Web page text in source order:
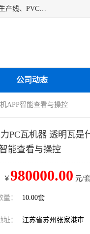
江苏艾斯曼机械有限公司专业生产各种合成树脂瓦设备、PVC树脂瓦生产线、PVC仿大理石板生产线，PVC碳晶板生产线、PVC护墙板生产线，PVC格栅板生产线、PVC扣板生产线、塑料建筑模板生产线。操作方便，性能稳定，价格合理，质量保障。
公司动态
APP智能查看与操控
PC瓦机器 透明瓦是
能查看与操控
￥ 980000.00 元/
量： 10.00套
： 江苏省苏州张家港市